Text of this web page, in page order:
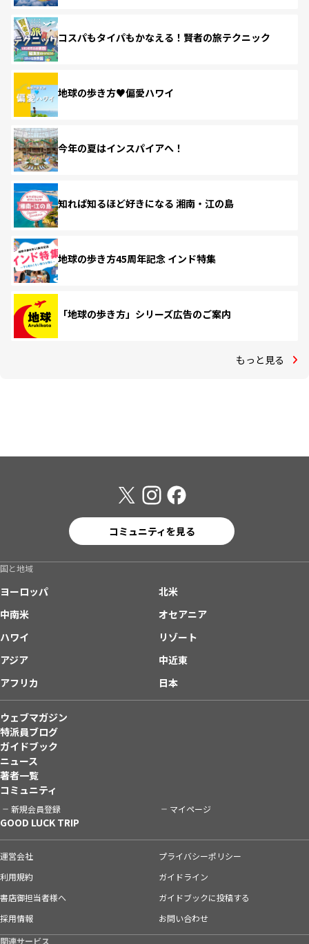
コスパもタイパもかなえる！賢者の旅テクニック
地球の歩き方♥偏愛ハワイ
今年の夏はインスパイアへ！
知れば知るほど好きになる 湘南・江の島
地球の歩き方45周年記念 インド特集
「地球の歩き方」シリーズ広告のご案内
もっと見る
コミュニティを見る
国と地域
ヨーロッパ
北米
中南米
オセアニア
ハワイ
リゾート
アジア
中近東
アフリカ
日本
ウェブマガジン
特派員ブログ
ガイドブック
ニュース
著者一覧
コミュニティ
新規会員登録 マイページ
GOOD LUCK TRIP
運営会社
プライバシーポリシー
利用規約
ガイドライン
書店御担当者様へ
ガイドブックに投稿する
採用情報
お問い合わせ
関連サービス